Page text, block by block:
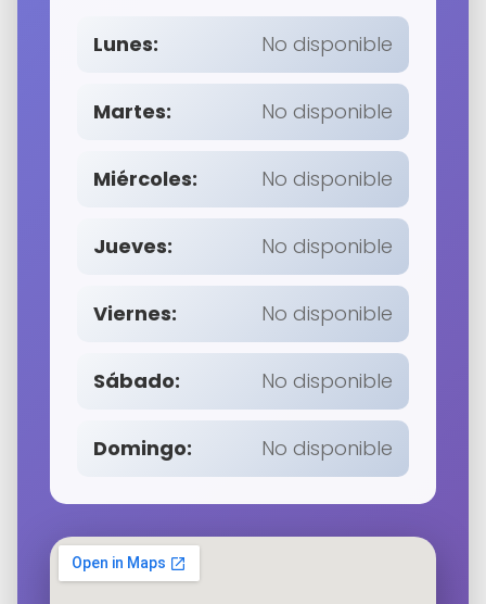
Lunes: No disponible
Martes: No disponible
Miércoles: No disponible
Jueves: No disponible
Viernes: No disponible
Sábado: No disponible
Domingo: No disponible